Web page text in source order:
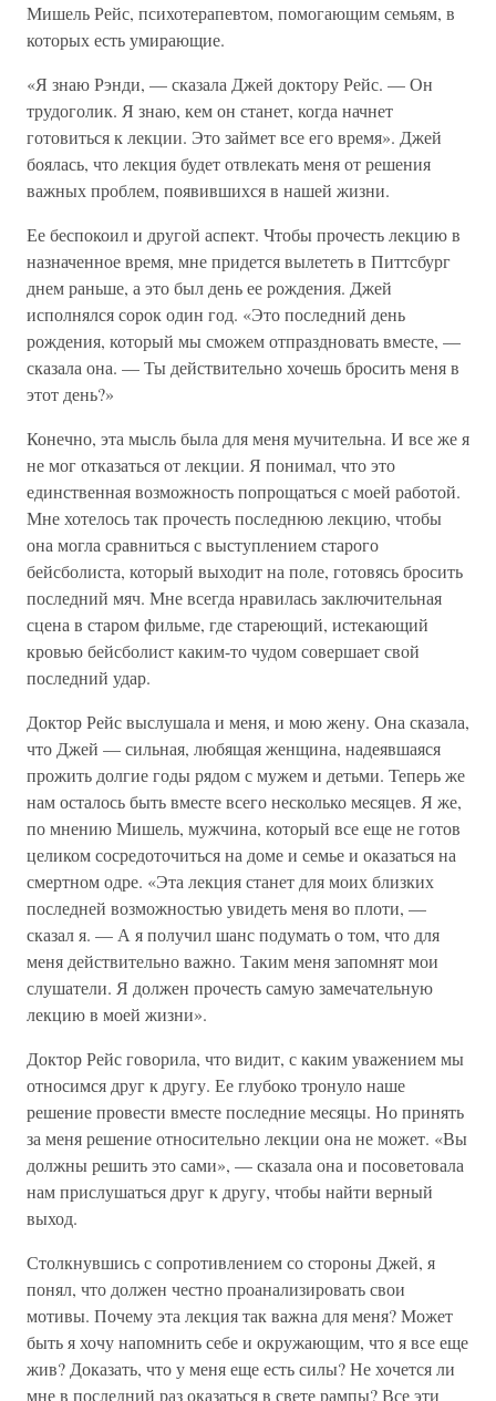
Мишель Рейс, психотерапевтом, помогающим семьям, в
которых есть умирающие.
«Я знаю Рэнди, — сказала Джей доктору Рейс. — Он
трудоголик. Я знаю, кем он станет, когда начнет
готовиться к лекции. Это займет все его время». Джей
боялась, что лекция будет отвлекать меня от решения
важных проблем, появившихся в нашей жизни.
Ее беспокоил и другой аспект. Чтобы прочесть лекцию в
назначенное время, мне придется вылететь в Питтсбург
днем раньше, а это был день ее рождения. Джей
исполнялся сорок один год. «Это последний день
рождения, который мы сможем отпраздновать вместе, —
сказала она. — Ты действительно хочешь бросить меня в
этот день?»
Конечно, эта мысль была для меня мучительна. И все же я
не мог отказаться от лекции. Я понимал, что это
единственная возможность попрощаться с моей работой.
Мне хотелось так прочесть последнюю лекцию, чтобы
она могла сравниться с выступлением старого
бейсболиста, который выходит на поле, готовясь бросить
последний мяч. Мне всегда нравилась заключительная
сцена в старом фильме, где стареющий, истекающий
кровью бейсболист каким-то чудом совершает свой
последний удар.
Доктор Рейс выслушала и меня, и мою жену. Она сказала,
что Джей — сильная, любящая женщина, надеявшаяся
прожить долгие годы рядом с мужем и детьми. Теперь же
нам осталось быть вместе всего несколько месяцев. Я же,
по мнению Мишель, мужчина, который все еще не готов
целиком сосредоточиться на доме и семье и оказаться на
смертном одре. «Эта лекция станет для моих близких
последней возможностью увидеть меня во плоти, —
сказал я. — А я получил шанс подумать о том, что для
меня действительно важно. Таким меня запомнят мои
слушатели. Я должен прочесть самую замечательную
лекцию в моей жизни».
Доктор Рейс говорила, что видит, с каким уважением мы
относимся друг к другу. Ее глубоко тронуло наше
решение провести вместе последние месяцы. Но принять
за меня решение относительно лекции она не может. «Вы
должны решить это сами», — сказала она и посоветовала
нам прислушаться друг к другу, чтобы найти верный
выход.
Столкнувшись с сопротивлением со стороны Джей, я
понял, что должен честно проанализировать свои
мотивы. Почему эта лекция так важна для меня? Может
быть я хочу напомнить себе и окружающим, что я все еще
жив? Доказать, что у меня еще есть силы? Не хочется ли
мне в последний раз оказаться в свете рампы? Все эти